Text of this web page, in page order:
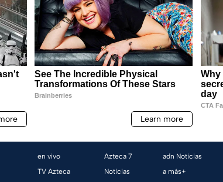
en vivo
TV Azteca
Azteca 7
Noticias
adn Noticias
a más+